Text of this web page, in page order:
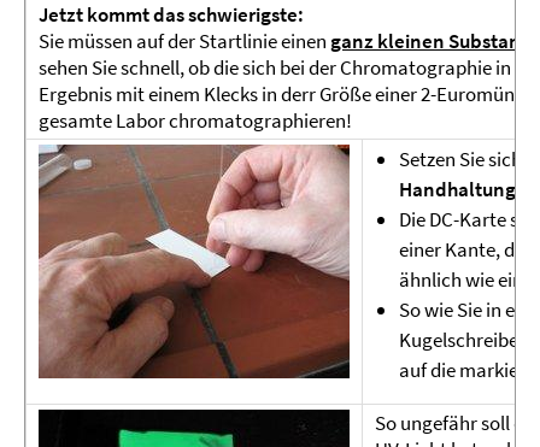
Jetzt kommt das schwierigste:
Sie müssen auf der Startlinie einen ganz kleinen
sehen Sie schnell, ob die sich bei der Chromatographie in
Ergebnis mit einem Klecks in derr Größe einer 2-
gesamte Labor chromatographieren!
Setzen Sie sich
Handhaltung
Die DC-Karte
einer Kante, die
ähnlich wie
So wie Sie in
Kugelschreiber
auf die
So ungefähr soll